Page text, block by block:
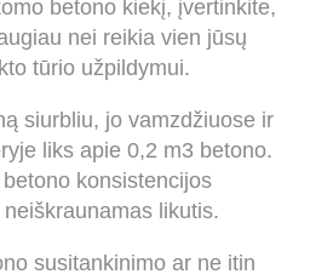
betono kiekį, įvertinkite,
nei reikia vien jūsų
tūrio užpildymui.
siurbliu, jo vamzdžiuose ir
liks apie 0,2 m3 betono.
konsistencijos
likutis.
susitankinimo ar ne itin